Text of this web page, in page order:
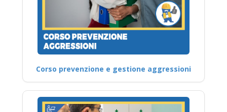
Corso prevenzione e gestione aggressioni